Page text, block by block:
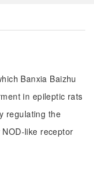
Banxia Baizhu
in epileptic rats
regulating the
like receptor